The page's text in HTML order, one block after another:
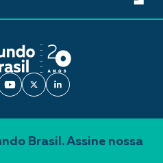
Brasil. Assine nossa